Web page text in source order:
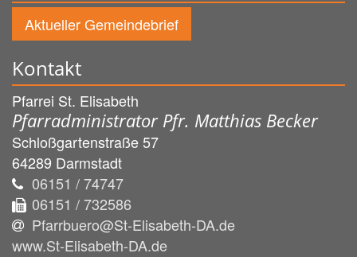
Aktueller Gemeindebrief
Kontakt
Pfarrei St. Elisabeth
Pfarradministrator Pfr. Matthias Becker
Schloßgartenstraße 57
64289 Darmstadt
06151 / 74747
06151 / 732586
Pfarrbuero@St-Elisabeth-DA.de
www.St-Elisabeth-DA.de